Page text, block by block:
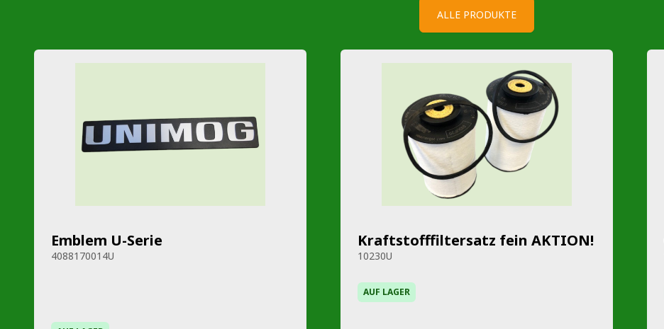
ALLE PRODUKTE
Emblem U-Serie
4088170014U
Kraftstofffiltersatz fein AKTION!
10230U
AUF LAGER